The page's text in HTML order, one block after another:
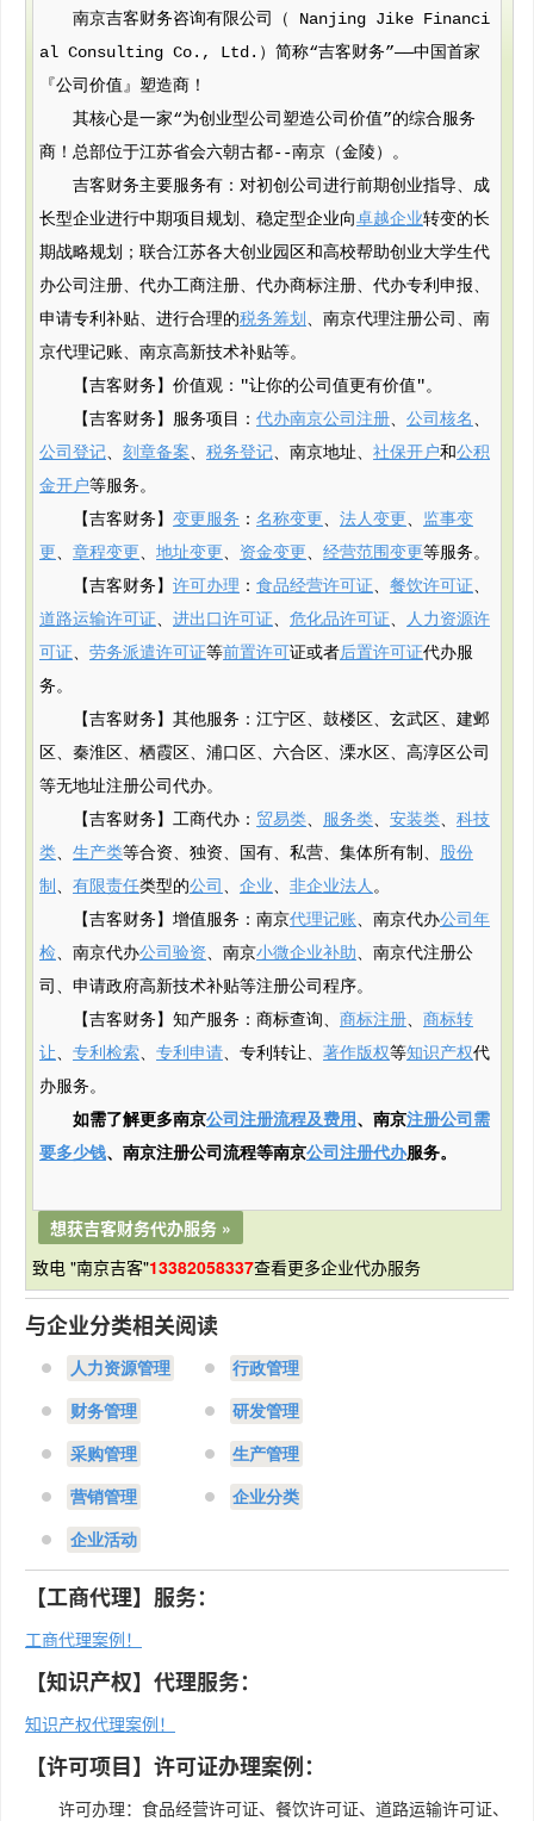
南京吉客财务咨询有限公司（ Nanjing Jike Financi
al Consulting Co., Ltd.）简称“吉客财务”——中国首家
『公司价值』塑造商！
其核心是一家“为创业型公司塑造公司价值”的综合服务
商！总部位于江苏省会六朝古都--南京（金陵）。
吉客财务主要服务有：对初创公司进行前期创业指导、成
长型企业进行中期项目规划、稳定型企业向卓越企业转变的长
期战略规划；联合江苏各大创业园区和高校帮助创业大学生代
办公司注册、代办工商注册、代办商标注册、代办专利申报、
申请专利补贴、进行合理的税务筹划 、南京代理注册公司、南
京代理记账、南京高新技术补贴等。
【吉客财务】价值观："让你的公司值更有价值"。
【吉客财务】服务项目： 代办南京公司注册、 公司核名、
公司登记、 刻章备案、 税务登记、南京地址、 社保开户和公积
金开户等服务。
【吉客财务】 变更服务 ： 名称变更、 法人变更、 监事变
更、 章程变更、 地址变更、 资金变更、 经营范围变更等服务。
【吉客财务】 许可办理 ： 食品经营许可证、 餐饮许可证、
道路运输许可证、 进出口许可证、 危化品许可证、
人力资源许
可证、 劳务派遣许可证等前置许可证或者后置许可证代办服
务。
【吉客财务】其他服务：江宁区、鼓楼区、玄武区、建邺
区、秦淮区、栖霞区、浦口区、六合区、溧水区、高淳区公司
等无地址注册公司代办。
【吉客财务】工商代办： 贸易类、 服务类、 安装类、 科技
类、 生产类等合资、独资、国有、私营、集体所有制、 股份
制 、 有限责任类型的公司 、 企业、 非企业法人。
【吉客财务】增值服务：南京代理记账、南京代办公司年
检、南京代办公司验资、南京小微企业补助、南京代注册公
司、申请政府高新技术补贴等注册公司程序。
【吉客财务】知产服务：商标查询、 商标注册、 商标转
让、 专利检索、 专利申请、专利转让、 著作版权等知识产权代
办服务。
如需了解更多南京公司注册流程及费用、南京注册公司需
要多少钱、南京注册公司流程等南京公司注册代办服务。
想获吉客财务代办服务 »
致电 "南京吉客"13382058337查看更多企业代办服务
与企业分类相关阅读
人力资源管理 行政管理
财务管理 研发管理
采购管理 生产管理
营销管理 企业分类
企业活动
【工商代理】服务：
工商代理案例！
【知识产权】代理服务：
知识产权代理案例！
【许可项目】许可证办理案例：
许可办理：食品经营许可证、餐饮许可证、道路运输许可证、